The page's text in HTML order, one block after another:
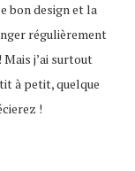
bon design et la
régulièrement
Mais j’ai surtout
à petit, quelque
!